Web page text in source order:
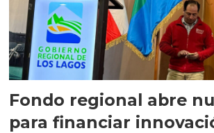
Fondo regional abre
para financiar